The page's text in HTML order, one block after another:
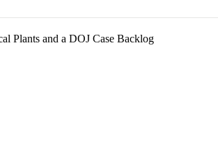
Plants and a DOJ Case Backlog